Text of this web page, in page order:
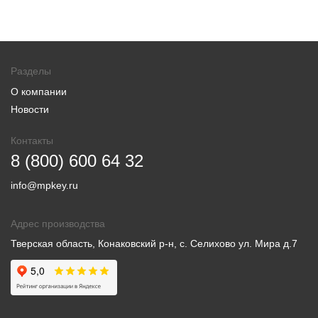
Разделы
О компании
Новости
Контакты
8 (800) 600 64 32
info@mpkey.ru
Адрес производства
Тверская область, Конаковский р-н, с. Селихово ул. Мира д.7